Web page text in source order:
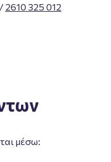
/ 2610 325 012
μέσω: